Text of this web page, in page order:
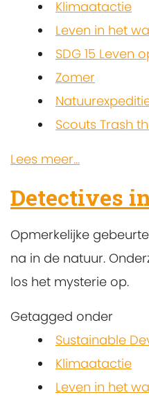
Klimaatactie
Leven in het
SDG 15 Leven
Zomer
Scouts Trash
Lees meer...
Detectives
Opmerkelijke
na in de natuur.
los het mysterie op.
Getagged onder
Sustainable
Klimaatactie
Leven in het